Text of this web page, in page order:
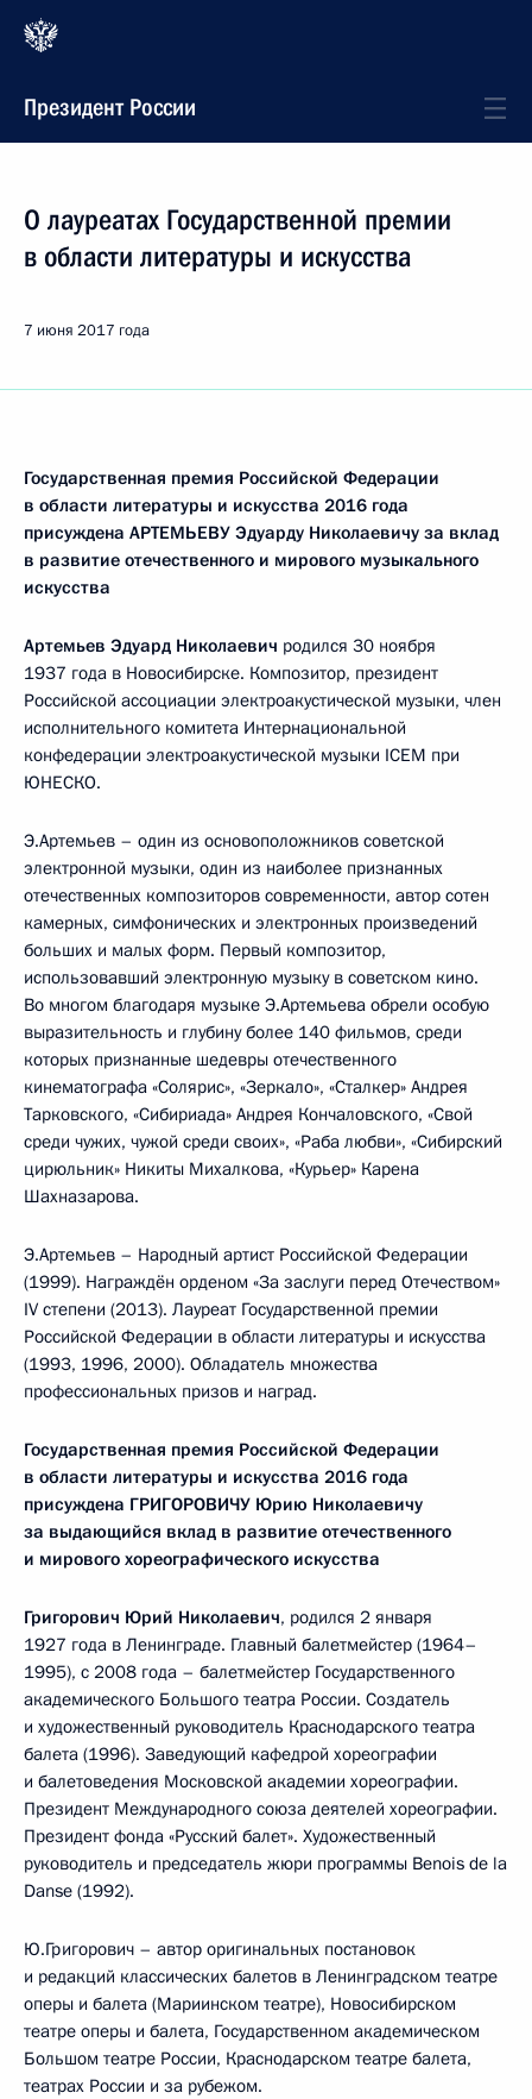
Президент России
О лауреатах Государственной премии
в области литературы и искусства
7 июня 2017 года
Государственная премия Российской Федерации
в области литературы и искусства 2016 года
присуждена АРТЕМЬЕВУ Эдуарду Николаевичу за вклад
в развитие отечественного и мирового музыкального
искусства
Артемьев Эдуард Николаевич родился 30 ноября
1937 года в Новосибирске. Композитор, президент
Российской ассоциации электроакустической музыки, член
исполнительного комитета Интернациональной
конфедерации электроакустической музыки ICEM при
ЮНЕСКО.
Э.Артемьев – один из основоположников советской
электронной музыки, один из наиболее признанных
отечественных композиторов современности, автор сотен
камерных, симфонических и электронных произведений
больших и малых форм. Первый композитор,
использовавший электронную музыку в советском кино.
Во многом благодаря музыке Э.Артемьева обрели особую
выразительность и глубину более 140 фильмов, среди
которых признанные шедевры отечественного
кинематографа «Солярис», «Зеркало», «Сталкер» Андрея
Тарковского, «Сибириада» Андрея Кончаловского, «Свой
среди чужих, чужой среди своих», «Раба любви», «Сибирский
цирюльник» Никиты Михалкова, «Курьер» Карена
Шахназарова.
Э.Артемьев – Народный артист Российской Федерации
(1999). Награждён орденом «За заслуги перед Отечеством»
IV степени (2013). Лауреат Государственной премии
Российской Федерации в области литературы и искусства
(1993, 1996, 2000). Обладатель множества
профессиональных призов и наград.
Государственная премия Российской Федерации
в области литературы и искусства 2016 года
присуждена ГРИГОРОВИЧУ Юрию Николаевичу
за выдающийся вклад в развитие отечественного
и мирового хореографического искусства
Григорович Юрий Николаевич, родился 2 января
1927 года в Ленинграде. Главный балетмейстер (1964–
1995), с 2008 года – балетмейстер Государственного
академического Большого театра России. Создатель
и художественный руководитель Краснодарского театра
балета (1996). Заведующий кафедрой хореографии
и балетоведения Московской академии хореографии.
Президент Международного союза деятелей хореографии.
Президент фонда «Русский балет». Художественный
руководитель и председатель жюри программы Benois de la
Danse (1992).
Ю.Григорович – автор оригинальных постановок
и редакций классических балетов в Ленинградском театре
оперы и балета (Мариинском театре), Новосибирском
театре оперы и балета, Государственном академическом
Большом театре России, Краснодарском театре балета,
театрах России и за рубежом.